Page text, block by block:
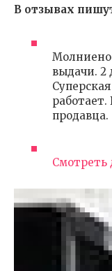
В отзывах
выдачи. 2
продавца.
Смотреть